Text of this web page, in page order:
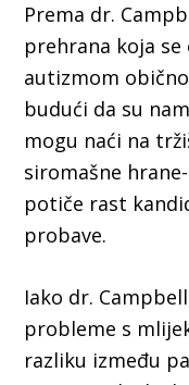
Prema dr.
prehrana koja
autizmom
budući da su
mogu naći na
siromašne
potiče rast
probave.
Iako dr.
probleme s
razliku između